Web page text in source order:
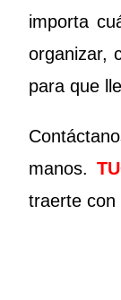
importa
organizar,
para que
manos. TU
traerte con